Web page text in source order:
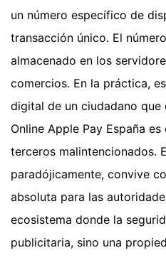
un número específico de
transacción único. El
almacenado en los
comercios. En la práctica,
digital de un ciudadano que
Online Apple Pay España
terceros malintencionados.
paradójicamente, convive
absoluta para las
ecosistema donde la
publicitaria, sino una